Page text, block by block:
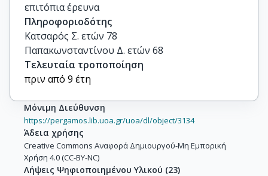
επιτόπια έρευνα
Πληροφοριοδότης
Κατσαρός Σ. ετών 78
Παπακωνσταντίνου Δ. ετών 68
Τελευταία τροποποίηση
πριν από 9 έτη
Μόνιμη Διεύθυνση
https://pergamos.lib.uoa.gr/uoa/dl/object/3134
Άδεια χρήσης
Creative Commons Αναφορά Δημιουργού-Μη Εμπορική
Χρήση 4.0 (CC-BY-NC)
Λήψεις Ψηφιοποιημένου Υλικού (23)